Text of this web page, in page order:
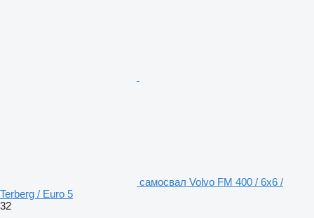
самосвал Volvo FM 400 / 6x6 /
Terberg / Euro 5
32